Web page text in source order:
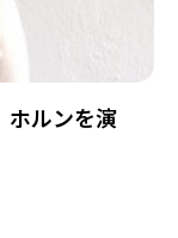
ホルンを演